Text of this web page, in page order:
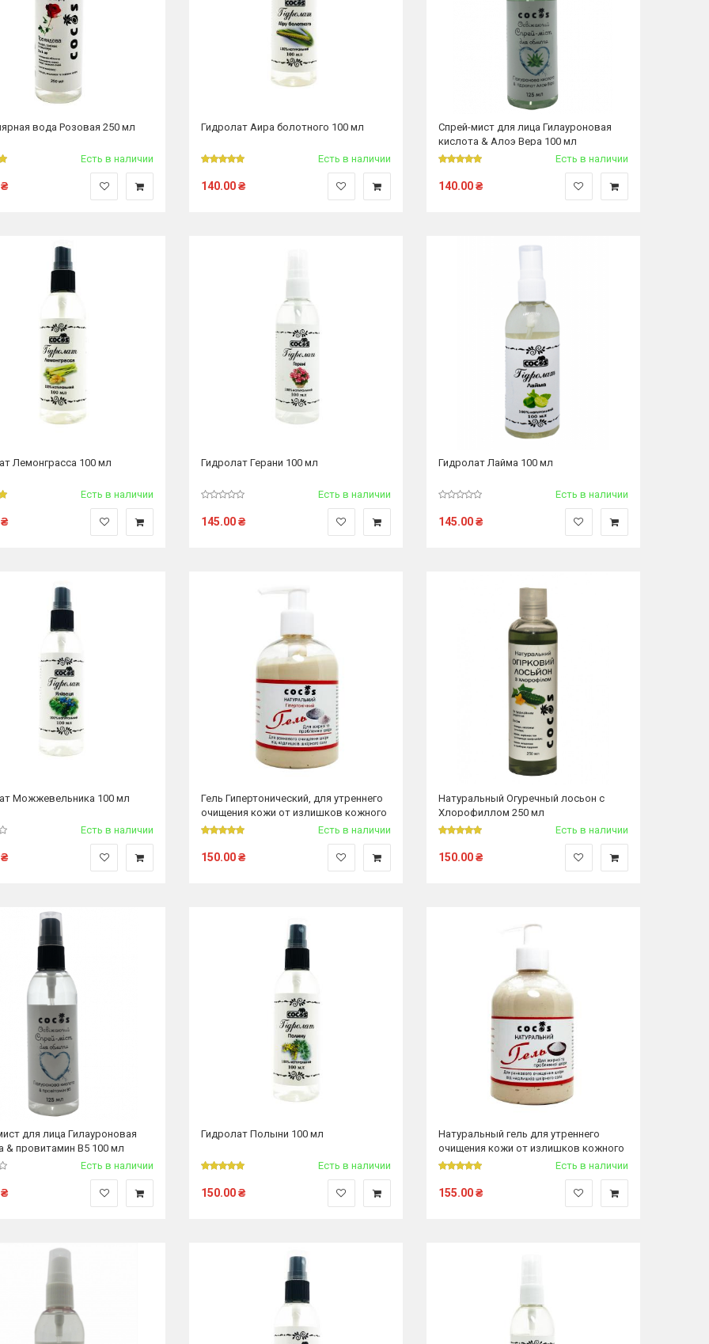
вода Розовая 250 мл
Есть в наличии
₴
Гидролат Аира болотного 100 мл
Есть в наличии
140.00₴
Спрей-мист для лица Гилауроновая
кислота & Алоэ Вера 100 мл
Есть в наличии
140.00₴
Лемонграсса 100 мл
Есть в наличии
₴
Гидролат Герани 100 мл
Есть в наличии
145.00₴
Гидролат Лайма 100 мл
Есть в наличии
145.00₴
Можжевельника 100 мл
Есть в наличии
₴
Гель Гипертонический, для утреннего
очищения кожи от излишков кожного
сала и очищения пор 350 грЕсть в наличии
150.00₴
Натуральный Огуречный лосьон с
Хлорофиллом 250 мл
Есть в наличии
150.00₴
для лица Гилауроновая
& провитамин В5 100 мл
Есть в наличии
₴
Гидролат Полыни 100 мл
Есть в наличии
150.00₴
Натуральный гель для утреннего
очищения кожи от излишков кожного
сала, 350 гр
Есть в наличии
155.00₴